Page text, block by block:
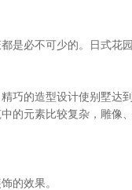
必不可少的。日式花园
的造型设计使别墅达
的元素比较复杂，雕像
的效果。